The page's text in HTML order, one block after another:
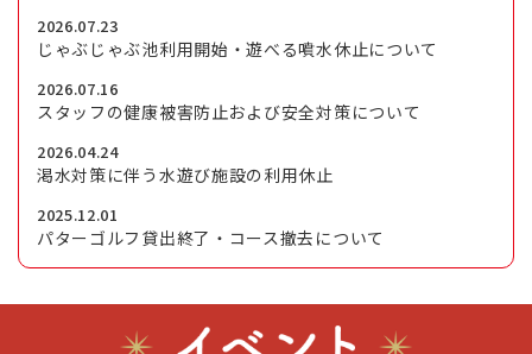
2026.07.23
じゃぶじゃぶ池利用開始・遊べる噴水休止について
2026.07.16
スタッフの健康被害防止および安全対策について
2026.04.24
渇水対策に伴う水遊び施設の利用休止
2025.12.01
パターゴルフ貸出終了・コース撤去について